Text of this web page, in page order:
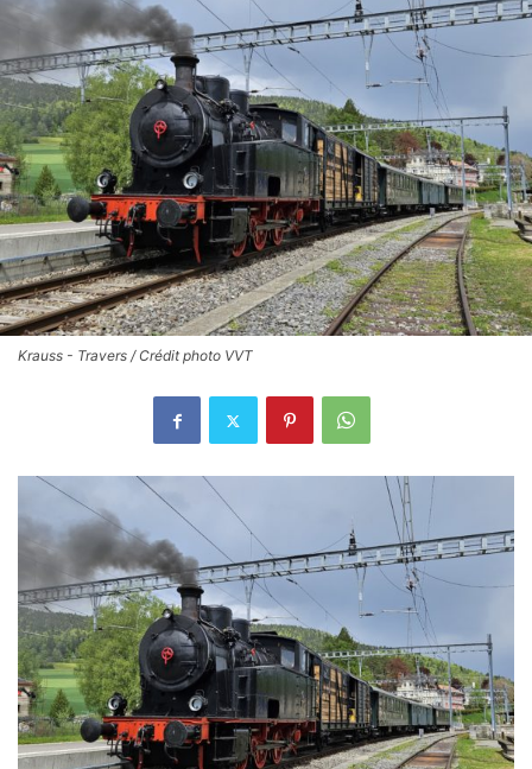
Krauss - Travers / Crédit photo VVT